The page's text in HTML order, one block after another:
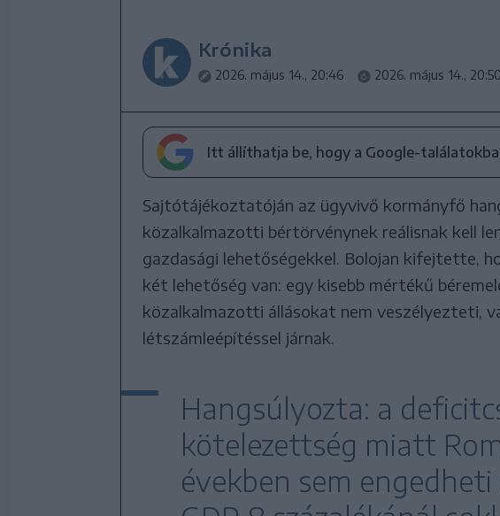
Krónika
2026. május 14., 20:46 2026. május 14., 20:50
Itt állíthatja be, hogy a Google-
Sajtótájékoztatóján az ügyvivő kormányfő
közalkalmazotti bértörvénynek reálisnak kell
gazdasági lehetőségekkel. Bolojan kifejtette,
két lehetőség van: egy kisebb mértékű
közalkalmazotti állásokat nem veszélyezteti,
létszámleépítéssel járnak.
Hangsúlyozta: a
kötelezettség miatt
években sem